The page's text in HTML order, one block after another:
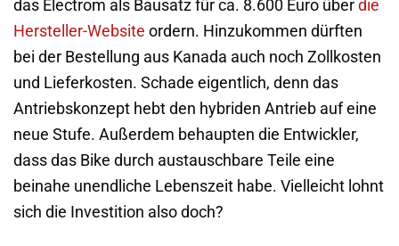
das Electrom als Bausatz für ca. 8.600 Euro über die
Hersteller-Website ordern. Hinzukommen dürften
bei der Bestellung aus Kanada auch noch Zollkosten
und Lieferkosten. Schade eigentlich, denn das
Antriebskonzept hebt den hybriden Antrieb auf eine
neue Stufe. Außerdem behaupten die Entwickler,
dass das Bike durch austauschbare Teile eine
beinahe unendliche Lebenszeit habe. Vielleicht lohnt
sich die Investition also doch?